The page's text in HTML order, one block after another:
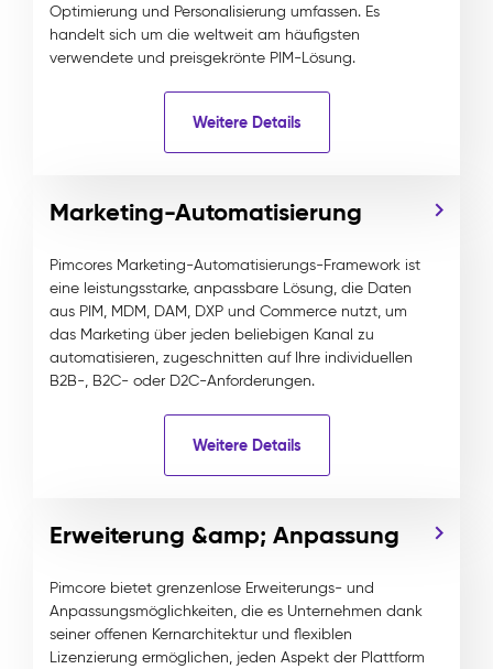
Optimierung und Personalisierung umfassen. Es
handelt sich um die weltweit am häufigsten
verwendete und preisgekrönte PIM-Lösung.
Weitere Details
Marketing-Automatisierung
Pimcores Marketing-Automatisierungs-Framework ist
eine leistungsstarke, anpassbare Lösung, die Daten
aus PIM, MDM, DAM, DXP und Commerce nutzt, um
das Marketing über jeden beliebigen Kanal zu
automatisieren, zugeschnitten auf Ihre individuellen
B2B-, B2C- oder D2C-Anforderungen.
Weitere Details
Erweiterung &amp; Anpassung
Pimcore bietet grenzenlose Erweiterungs- und
Anpassungsmöglichkeiten, die es Unternehmen dank
seiner offenen Kernarchitektur und flexiblen
Lizenzierung ermöglichen, jeden Aspekt der Plattform